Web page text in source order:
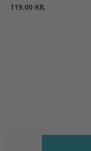
119,00 KR.